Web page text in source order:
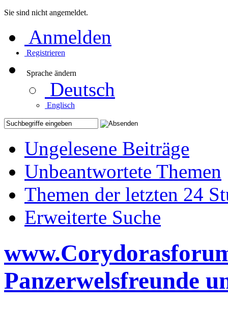
Sie sind nicht angemeldet.
Anmelden
Registrieren
Sprache ändern
Deutsch
Englisch
Ungelesene Beiträge
Unbeantwortete Themen
Themen der letzten 24
Erweiterte Suche
Panzerwelsfreunde